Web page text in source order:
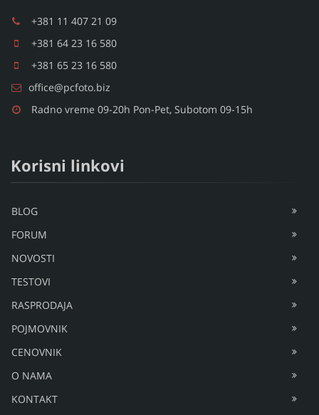
+381 11 407 21 09
+381 64 23 16 580
+381 65 23 16 580
office@pcfoto.biz
Radno vreme 09-20h Pon-Pet, Subotom 09-15h
Korisni linkovi
BLOG
FORUM
NOVOSTI
TESTOVI
RASPRODAJA
POJMOVNIK
CENOVNIK
O NAMA
KONTAKT